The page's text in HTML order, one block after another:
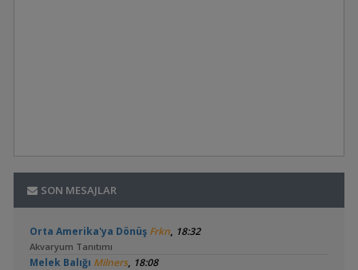
SON MESAJLAR
Orta Amerika'ya Dönüş Frkn, 18:32
Akvaryum Tanıtımı
Melek Balığı Milners, 18:08